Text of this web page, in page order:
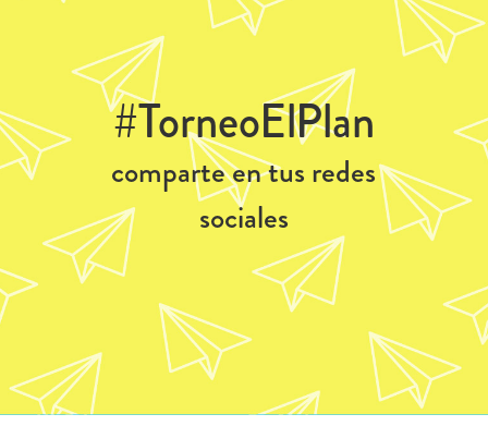
#TorneoElPlan
comparte en tus redes
sociales